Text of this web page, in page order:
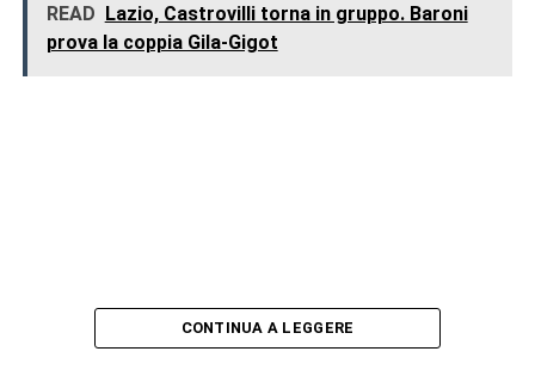
READ Lazio, Castrovilli torna in gruppo. Baroni
prova la coppia Gila-Gigot
CONTINUA A LEGGERE